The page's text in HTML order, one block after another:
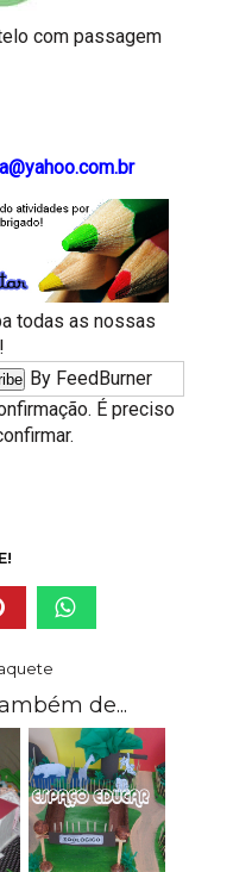
com passagem
todas as nossas
By FeedBurner
É preciso
de...